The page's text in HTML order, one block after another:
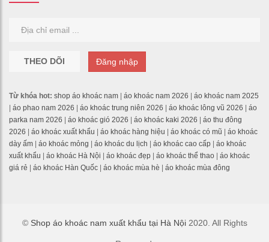
THEO DÕI Đăng nhập
Từ khóa hot: shop áo khoác nam áo khoác nam 2026
áo khoác nam 2025
áo phao nam 2026 áo khoác trung niên 2026 áo khoác lông vũ 2026
áo
parka nam 2026
áo khoác gió 2026 áo khoác kaki 2026
áo thu đông
2026
áo khoác xuất khẩu áo khoác hàng hiệu áo khoác có mũ
áo khoác
dày ấm
áo khoác mỏng áo khoác du lịch áo khoác cao cấp
áo khoác
xuất khẩu
áo khoác Hà Nội áo khoác đẹp áo khoác thể thao
áo khoác
giá rẻ
áo khoác Hàn Quốc áo khoác mùa hè áo khoác mùa đông
© Shop áo khoác nam xuất khẩu tại Hà Nội2020. All Rights